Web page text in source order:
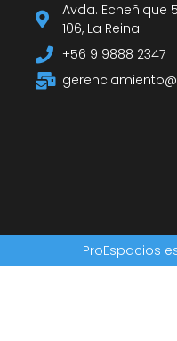
Avda. Echeñique
106, La Reina
+56 9 9888 2347
ProEspacios